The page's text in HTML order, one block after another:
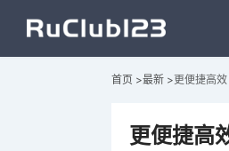
首页 >最新 >更便捷高
更便捷高